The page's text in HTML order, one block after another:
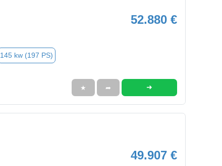
52.880 €
145 kw (197 PS)
★ ➦ ➜
49.907 €